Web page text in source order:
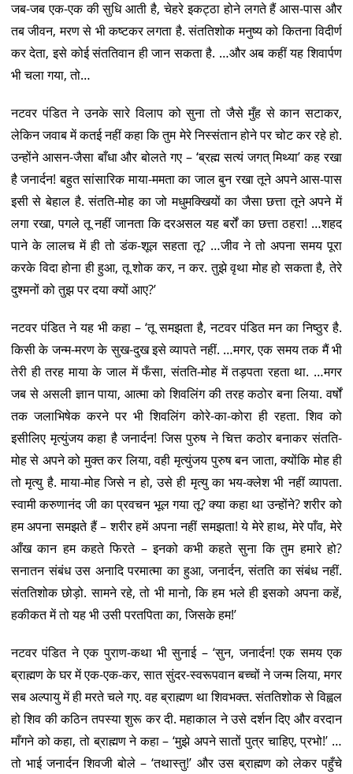
जब-जब एक-एक की सुधि आती है, चेहरे इकट्ठा होने लगते हैं आस-पास और
तब जीवन, मरण से भी कष्टकर लगता है. संततिशोक मनुष्य को कितना विदीर्ण
कर देता, इसे कोई संततिवान ही जान सकता है. …और अब कहीं यह शिवार्पण
भी चला गया, तो…
नटवर पंडित ने उनके सारे विलाप को सुना तो जैसे मुँह से कान सटाकर,
लेकिन जवाब में कतई नहीं कहा कि तुम मेरे निस्संतान होने पर चोट कर रहे हो.
उन्होंने आसन-जैसा बाँधा और बोलते गए – ‘ब्रह्म सत्यं जगत् मिथ्या’ कह रखा
है जनार्दन! बहुत सांसारिक माया-ममता का जाल बुन रखा तूने अपने आस-पास
इसी से बेहाल है. संतति-मोह का जो मधुमक्खियों का जैसा छत्ता तूने अपने में
लगा रखा, पगले तू नहीं जानता कि दरअसल यह बर्रों का छत्ता ठहरा! …शहद
पाने के लालच में ही तो डंक-शूल सहता तू? …जीव ने तो अपना समय पूरा
करके विदा होना ही हुआ, तू शोक कर, न कर. तुझे वृथा मोह हो सकता है, तेरे
दुश्मनों को तुझ पर दया क्यों आए?’
नटवर पंडित ने यह भी कहा – ‘तू समझता है, नटवर पंडित मन का निष्ठुर है.
किसी के जन्म-मरण के सुख-दुख इसे व्यापते नहीं. …मगर, एक समय तक मैं भी
तेरी ही तरह माया के जाल में फँसा, संतति-मोह में तड़पता रहता था. …मगर
जब से असली ज्ञान पाया, आत्मा को शिवलिंग की तरह कठोर बना लिया. वर्षों
तक जलाभिषेक करने पर भी शिवलिंग कोरे-का-कोरा ही रहता. शिव को
इसीलिए मृत्युंजय कहा है जनार्दन! जिस पुरुष ने चित्त कठोर बनाकर संतति-
मोह से अपने को मुक्त कर लिया, वही मृत्युंजय पुरुष बन जाता, क्योंकि मोह ही
तो मृत्यु है. माया-मोह जिसे न हो, उसे ही मृत्यु का भय-क्लेश भी नहीं व्यापता.
स्वामी करुणानंद जी का प्रवचन भूल गया तू? क्या कहा था उन्होंने? शरीर को
हम अपना समझते हैं – शरीर हमें अपना नहीं समझता! ये मेरे हाथ, मेरे पाँव, मेरे
आँख कान हम कहते फिरते – इनको कभी कहते सुना कि तुम हमारे हो?
सनातन संबंध उस अनादि परमात्मा का हुआ, जनार्दन, संतति का संबंध नहीं.
संततिशोक छोड़ो. सामने रहे, तो भी मानो, कि हम भले ही इसको अपना कहें,
हकीकत में तो यह भी उसी परतपिता का, जिसके हम!’
नटवर पंडित ने एक पुराण-कथा भी सुनाई – ‘सुन, जनार्दन! एक समय एक
ब्राह्मण के घर में एक-एक-कर, सात सुंदर-स्वरूपवान बच्चों ने जन्म लिया, मगर
सब अल्पायु में ही मरते चले गए. वह ब्राह्मण था शिवभक्त. संततिशोक से विह्वल
हो शिव की कठिन तपस्या शुरू कर दी. महाकाल ने उसे दर्शन दिए और वरदान
माँगने को कहा, तो ब्राह्मण ने कहा – ‘मुझे अपने सातों पुत्र चाहिए, प्रभो!’ …
तो भाई जनार्दन शिवजी बोले – ‘तथास्तु!’ और उस ब्राह्मण को लेकर पहुँचे